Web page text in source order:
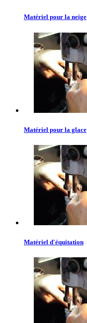
Matériel pour la neige
Matériel pour la glace
Matériel d'équitation